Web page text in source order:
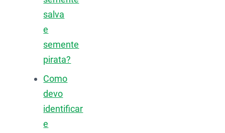
salva
e
semente
pirata?
Como
devo
identificar
e